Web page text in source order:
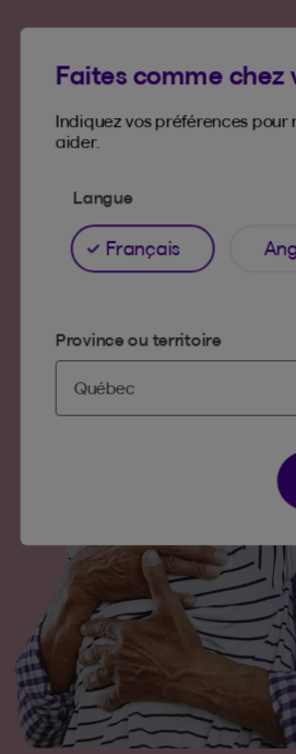
Faites comme chez
Indiquez vos préférences pour
aider.
Langue
Français
Province ou territoire